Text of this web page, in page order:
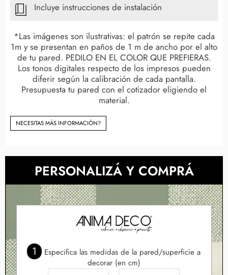
Incluye instrucciones de instalación
*Las imágenes son ilustrativas: el patrón se repite cada
1m y se presentan en paños de 1 m de ancho por el alto
de tu pared. PEDILO EN EL COLOR QUE PREFIERAS.
Los tonos digitales respecto de los impresos pueden
diferir según la calibración de cada pantalla.
Presupuesta tu pared con el cotizador eligiendo el
material.
NECESITAS MÀS INFORMACIÓN?
PERSONALIZÁ Y COMPRÁ
1
Especifica las medidas de la pared/superficie a
decorar (en cm)